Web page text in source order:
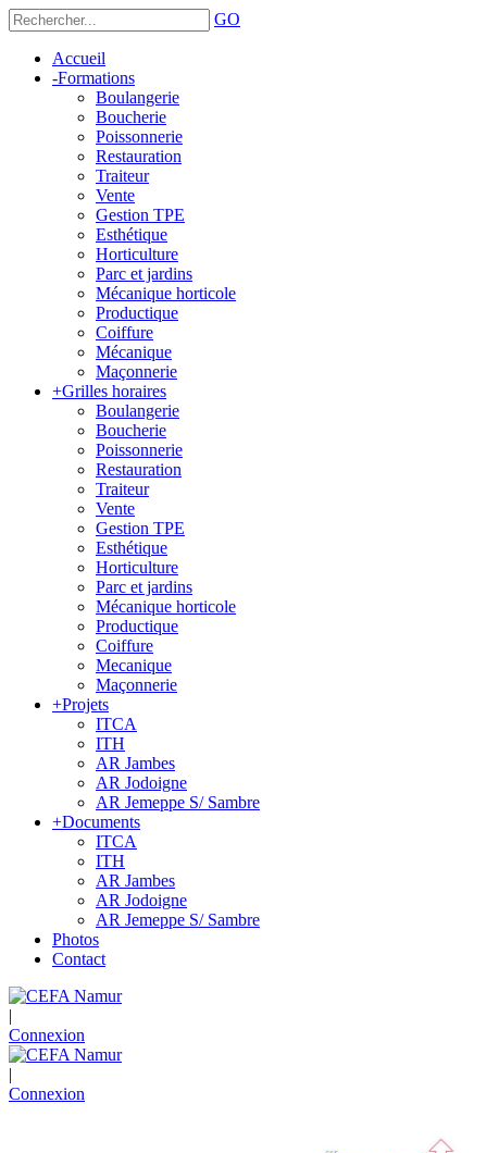
GO
Accueil
-Formations
Boulangerie
Boucherie
Poissonnerie
Restauration
Traiteur
Vente
Gestion TPE
Esthétique
Horticulture
Parc et jardins
Mécanique horticole
Productique
Coiffure
Mécanique
Maçonnerie
+Grilles horaires
Boulangerie
Boucherie
Poissonnerie
Restauration
Traiteur
Vente
Gestion TPE
Esthétique
Horticulture
Parc et jardins
Mécanique horticole
Productique
Coiffure
Mecanique
Maçonnerie
+Projets
ITCA
ITH
AR Jambes
AR Jodoigne
AR Jemeppe S/ Sambre
+Documents
ITCA
ITH
AR Jambes
AR Jodoigne
AR Jemeppe S/ Sambre
Photos
Contact
|
Connexion
|
Connexion